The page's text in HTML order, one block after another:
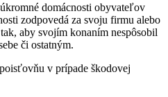
domácnosti obyvateľov
zodpovedá za svoju firmu alebo
aby svojím konaním nespôsobil
či ostatným.
v prípade škodovej